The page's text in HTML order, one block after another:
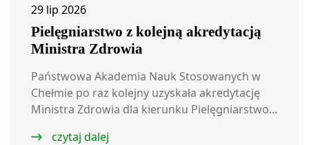
29 lip 2026
Pielęgniarstwo z kolejną akredytacją
Ministra Zdrowia
Państwowa Akademia Nauk Stosowanych w
Chełmie po raz kolejny uzyskała akredytację
Ministra Zdrowia dla kierunku Pielęgniarstwo...
czytaj dalej